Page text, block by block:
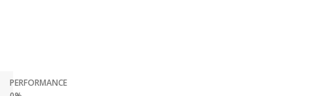
PERFORMANCE